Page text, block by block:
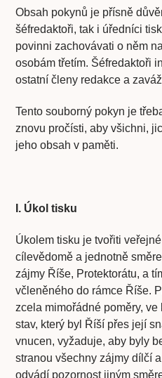
Obsah pokynů je přísně
šéfredaktoři, tak i úředníci
povinni zachovávati o něm
osobám třetím. Šéfredaktoři
ostatní členy redakce a
Tento souborný pokyn je
znovu pročísti, aby všichni,
jeho obsah v paměti.
I. Úkol tisku
Úkolem tisku je tvořiti
cílevědomě a jednotně
zájmy Říše, Protektorátu, a
včleněného do rámce Říše.
zcela mimořádné poměry,
stav, který byl Říší přes její
vnucen, vyžaduje, aby byly
stranou všechny zájmy dílčí
odvádí pozornost jiným